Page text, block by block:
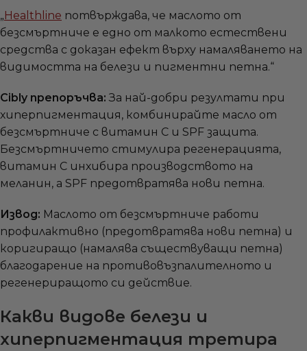
„ Healthline потвърждава, че маслото от
безсмъртниче е едно от малкото естествени
средства с доказан ефект върху намаляването на
видимостта на белези и пигментни петна.“
Cibly препоръчва: За най-добри резултати при
хиперпигментация, комбинирайте масло от
безсмъртниче с витамин C и SPF защита.
Безсмъртничето стимулира регенерацията,
витамин C инхибира производството на
меланин, а SPF предотвратява нови петна.
Извод: Маслото от безсмъртниче работи
профилактивно (предотвратява нови петна) и
коригиращо (намалява съществуващи петна)
благодарение на противовъзпалителното и
регенериращото си действие.
Какви видове белези и
хиперпигментация третира